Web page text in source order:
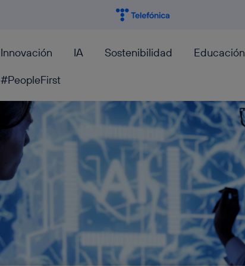
Innovación IA Sostenibilidad Educación
#PeopleFirst